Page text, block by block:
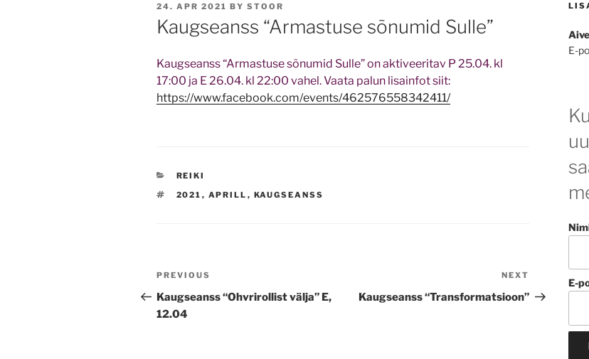
POSTED
ON
24. APR 2021 BY STOOR
Kaugseanss “Armastuse sõnumid Sulle”
Kaugseanss “Armastuse sõnumid Sulle” on aktiveeritav P 25.04. kl
17:00 ja E 26.04. kl 22:00 vahel. Vaata palun lisainfot siit:
https://www.facebook.com/events/462576558342411/
CATEGORIES
REIKI
TAGS
2021 , APRILL , KAUGSEANSS
Navigeerimine
Previous
Post
PREVIOUS
Kaugseanss “Ohvrirollist välja” E,
12.04
Post
NEXT
Kaugseanss “Transformatsioon”
E-
E-